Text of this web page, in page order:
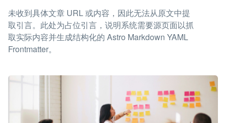
未收到具体文章 URL 或内容，因此无法从原文中提
取引言。此处为占位引言，说明系统需要源页面以抓
取实际内容并生成结构化的 Astro Markdown YAML
Frontmatter。